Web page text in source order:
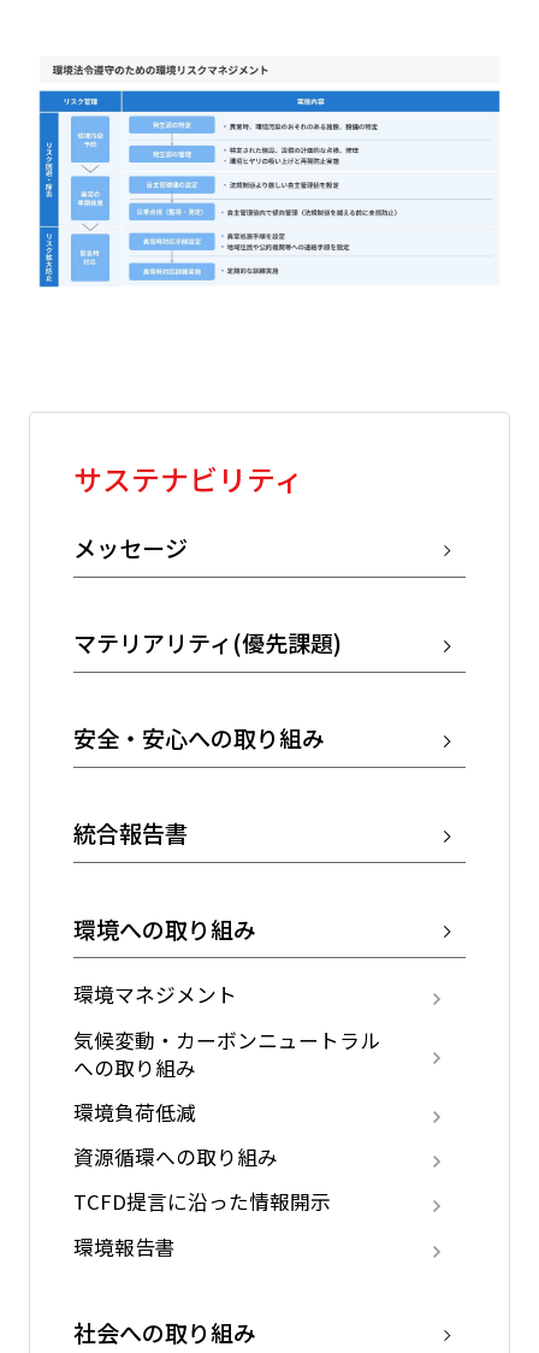
サステナビリティ
メッセージ
マテリアリティ(優先課題)
安全・安心への取り組み
統合報告書
環境への取り組み
環境マネジメント
気候変動・カーボンニュートラル
への取り組み
環境負荷低減
資源循環への取り組み
TCFD提言に沿った情報開示
環境報告書
社会への取り組み